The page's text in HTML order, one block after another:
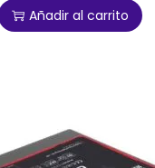
Añadir al carrito